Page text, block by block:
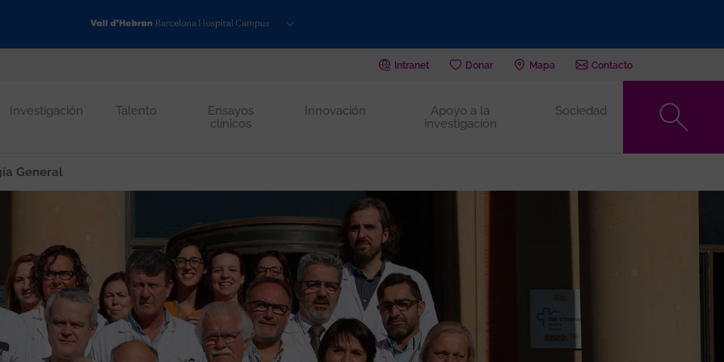
Intranet Donar Mapa Contacto
Investigación Talento
Ensayos
clínicos
Innovación
Apoyo a la
investigación
Sociedad
General